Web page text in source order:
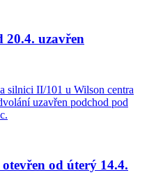
20.4. uzavřen
silnici II/101 u Wilson centra
uzavřen podchod pod
od úterý 14.4.